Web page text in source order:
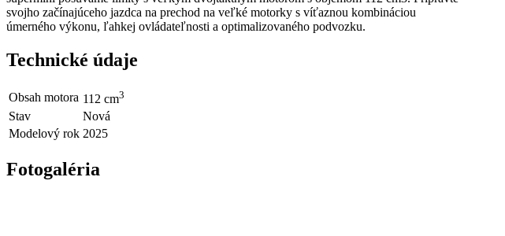
svojho začínajúceho jazdca na prechod na veľké motorky s víťaznou kombináciou
úmerného výkonu, ľahkej ovládateľnosti a optimalizovaného podvozku.
Technické údaje
Obsah motora 112 cm3
Stav
Nová
Modelový rok 2025
Fotogaléria